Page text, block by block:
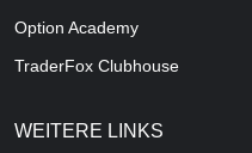
Option Academy
TraderFox Clubhouse
WEITERE LINKS